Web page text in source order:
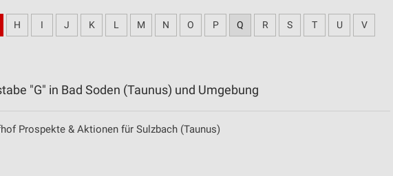
H I J K L M N O P Q R S T U V
"G" in Bad Soden (Taunus) und Umgebung
Prospekte & Aktionen für Sulzbach (Taunus)